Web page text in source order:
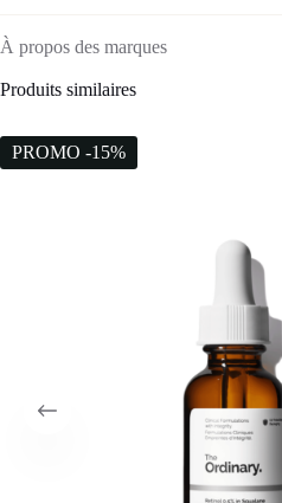
À propos des marques
Produits similaires
PROMO -15%